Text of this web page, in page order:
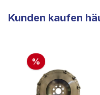
Kunden kaufen
%